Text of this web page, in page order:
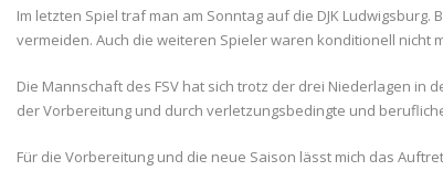
Im letzten Spiel traf man am Sonntag auf die DJK
vermeiden. Auch die weiteren Spieler waren konditionell nicht
Die Mannschaft des FSV hat sich trotz der drei Niederlagen
der Vorbereitung und durch verletzungsbedingte und
Für die Vorbereitung und die neue Saison lässt mich das